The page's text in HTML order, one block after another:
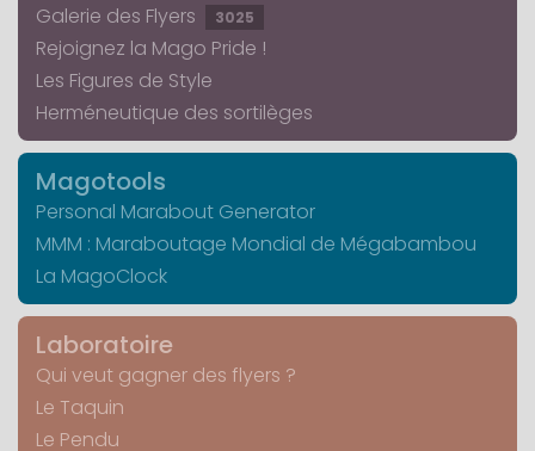
Galerie des Flyers
3025
Rejoignez la Mago Pride !
Les Figures de Style
Herméneutique des sortilèges
Magotools
Personal Marabout Generator
MMM : Maraboutage Mondial de Mégabambou
La MagoClock
Laboratoire
Qui veut gagner des flyers ?
Le Taquin
Le Pendu